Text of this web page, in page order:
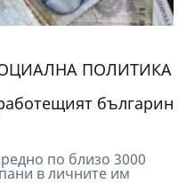
ПОЛИТИКА
българин
по близо 3000
в личните им